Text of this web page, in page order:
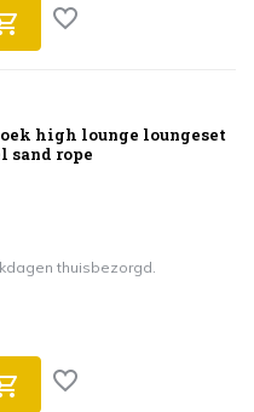
high lounge loungeset
sand rope
thuisbezorgd.